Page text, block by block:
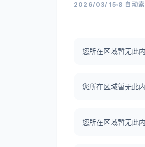
2026/03/15 8 自动
您所在区域暂无此
您所在区域暂无此